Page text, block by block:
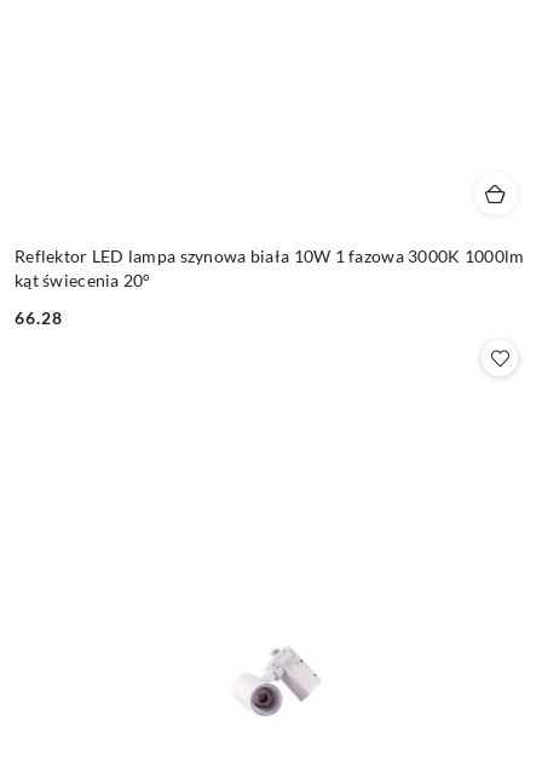
Reflektor LED lampa szynowa biała 10W 1 fazowa 3000K 1000lm
kąt świecenia 20°
Cena:
66.28